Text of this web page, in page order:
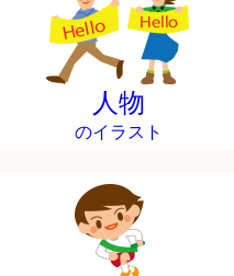
人物
のイラスト